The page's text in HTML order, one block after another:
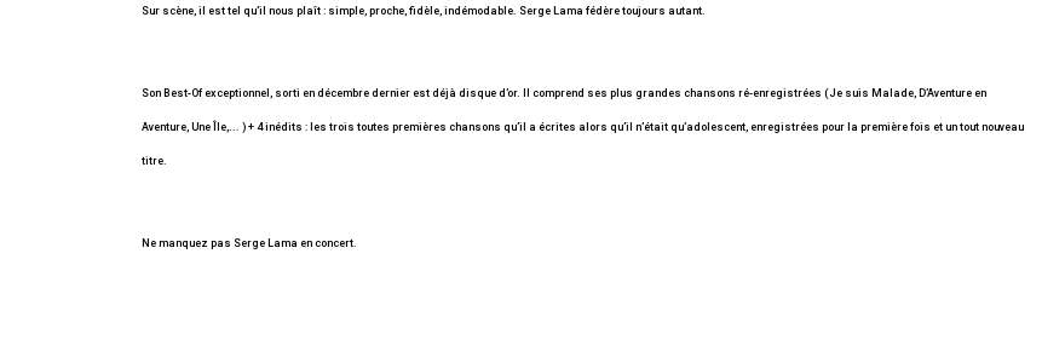
Sur scène, il est tel qu’il nous plaît : simple, proche, fidèle, indémodable. Serge Lama fédère toujours autant.
Son Best-Of exceptionnel, sorti en décembre dernier est déjà disque d’or. Il comprend ses plus grandes chansons ré-enregistrées (Je suis Malade, D’Aventure en
Aventure, Une Île,... ) + 4 inédits : les trois toutes premières chansons qu’il a écrites alors qu’il n’était qu’adolescent, enregistrées pour la première fois et un tout nouveau
titre.
Ne manquez pas Serge Lama en concert.